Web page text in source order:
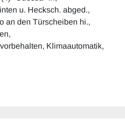
u. Hecksch. abged.,
an den Türscheiben hi.,
Klimaautomatik,